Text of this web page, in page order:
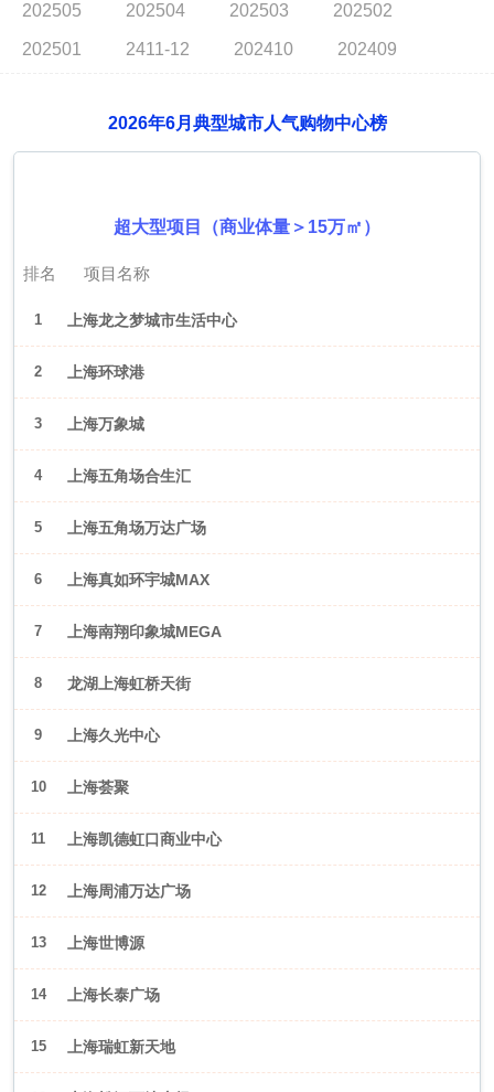
202505 202504 202503 202502
202501 2411-12 202410 202409
2026年6月典型城市人气购物中心榜
超大型项目（商业体量＞15万㎡）
排名 项目名称
1 上海龙之梦城市生活中心
2 上海环球港
3 上海万象城
4 上海五角场合生汇
5 上海五角场万达广场
6 上海真如环宇城MAX
7 上海南翔印象城MEGA
8 龙湖上海虹桥天街
9 上海久光中心
10 上海荟聚
11 上海凯德虹口商业中心
12 上海周浦万达广场
13 上海世博源
14 上海长泰广场
15 上海瑞虹新天地